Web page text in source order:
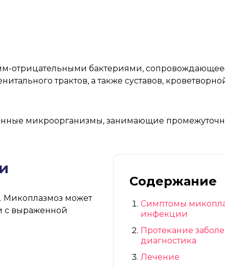
отрицательными бактериями,
трактов, а также суставов,
микроорганизмы, занимающие
Содержание
Симптомы
инфекции
Протекание
диагностика
Лечение
Микоплазмоз может
с выраженной